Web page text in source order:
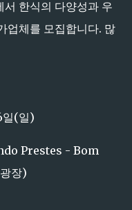
서 한식의 다양성과 우
업체를 모집합니다. 많
일(일)
Prestes - Bom
장)